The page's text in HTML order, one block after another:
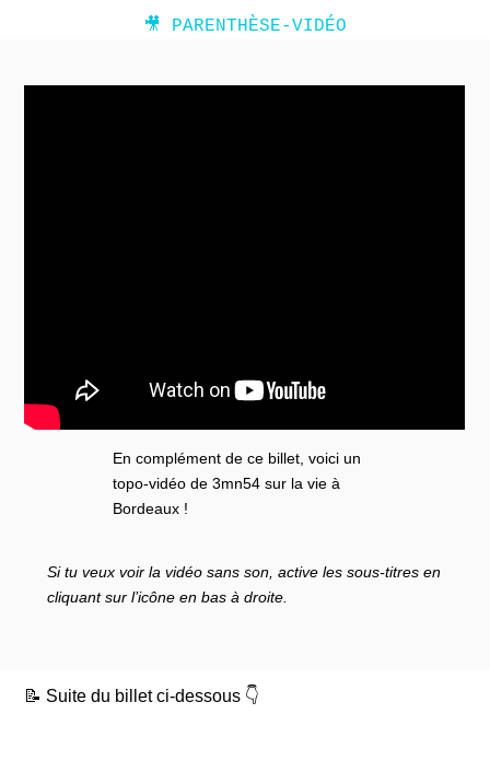
🎥 PARENTHÈSE-VIDÉO
En complément de ce billet, voici un
topo-vidéo de 3mn54 sur la vie à
Bordeaux !
Si tu veux voir la vidéo sans son, active les sous-titres en
cliquant sur l’icône en bas à droite.
📝 Suite du billet ci-dessous 👇